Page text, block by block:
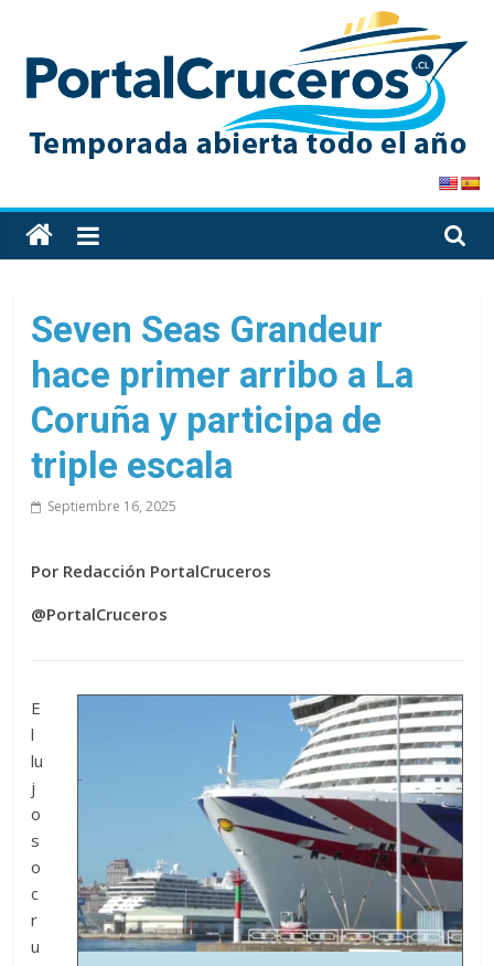
content
PortalCruceros
Toda
la
de
cruceros
un
solo
sitio
Seven Seas Grandeur
hace primer arribo a La
Coruña y participa de
triple escala
Septiembre 16, 2025
Por Redacción PortalCruceros
@PortalCruceros
E
l
lu
j
o
s
o
c
r
u